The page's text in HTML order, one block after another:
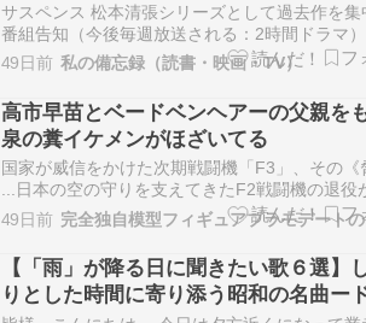
サスペンス 松本清張シリーズとして過去作を集
番組告知（今後毎週放送される：2時間ドラマ）
【BS11:ドラマ】松本清張シリーズ放送時間：
曜日 午後6時45分～よる8時58分www.bs11.jp
ズ黒革の手帖 家紋 ゼロの焦点 喪失の儀礼 疑惑
回廊微笑の儀…
49日前 私の備忘録（読書・映画・TV）
高市早苗とベードベンヘアーの父親を
泉の糞イケメンがほざいてる
国家が威信をかけた次期戦闘機「F3」、その《
...日本の空の守りを支えてきたF2戦闘機の退役
る2035年。その歴史的転換点に向けて、日本の
業と国家の威信を懸けた巨大プロジェクトが加
いる、スパイ防止法も国家憲兵隊もない国に国
信があるんだろうか、
49日前 完全独自模型フィギュアプラモデート
【「雨」が降る日に聞きたい歌６選】
りとした時間に寄り添う昭和の名曲ー